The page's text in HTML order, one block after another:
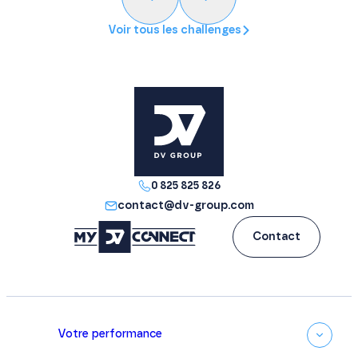
Voir tous les challenges
0 825 825 826
contact@dv-group.com
Contact
Votre performance